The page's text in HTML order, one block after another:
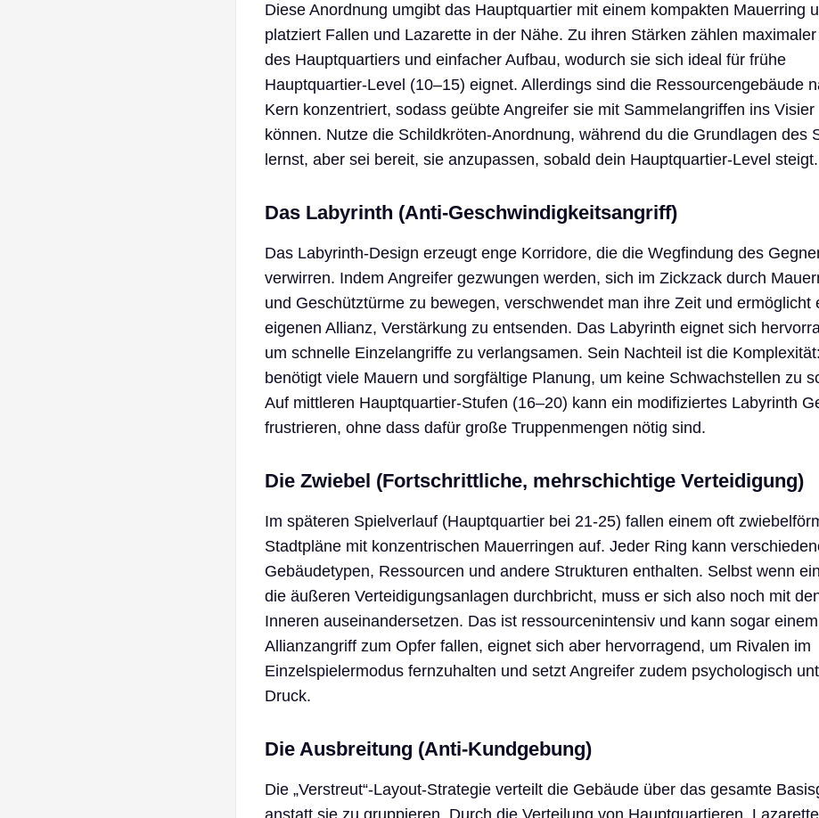
Diese Anordnung umgibt das Hauptquartier mit einem kompakten Mauerring
platziert Fallen und Lazarette in der Nähe. Zu ihren Stärken zählen
des Hauptquartiers und einfacher Aufbau, wodurch sie sich ideal für frühe
Hauptquartier-Level (10–15) eignet. Allerdings sind die Ressourcengebäude
Kern konzentriert, sodass geübte Angreifer sie mit Sammelangriffen ins Visier
können. Nutze die Schildkröten-Anordnung, während du die Grundlagen des
lernst, aber sei bereit, sie anzupassen, sobald dein Hauptquartier-Level steigt.
Das Labyrinth (Anti-Geschwindigkeitsangriff)
Das Labyrinth-Design erzeugt enge Korridore, die die Wegfindung des
verwirren. Indem Angreifer gezwungen werden, sich im Zickzack durch
und Geschütztürme zu bewegen, verschwendet man ihre Zeit und ermöglicht
eigenen Allianz, Verstärkung zu entsenden. Das Labyrinth eignet sich
um schnelle Einzelangriffe zu verlangsamen. Sein Nachteil ist die
benötigt viele Mauern und sorgfältige Planung, um keine Schwachstellen zu
Auf mittleren Hauptquartier-Stufen (16–20) kann ein modifiziertes Labyrinth
frustrieren, ohne dass dafür große Truppenmengen nötig sind.
Die Zwiebel (Fortschrittliche, mehrschichtige Verteidigung)
Im späteren Spielverlauf (Hauptquartier bei 21-25) fallen einem oft
Stadtpläne mit konzentrischen Mauerringen auf. Jeder Ring kann
Gebäudetypen, Ressourcen und andere Strukturen enthalten. Selbst wenn
die äußeren Verteidigungsanlagen durchbricht, muss er sich also noch mit
Inneren auseinandersetzen. Das ist ressourcenintensiv und kann sogar einem
Allianzangriff zum Opfer fallen, eignet sich aber hervorragend, um Rivalen im
Einzelspielermodus fernzuhalten und setzt Angreifer zudem psychologisch
Druck.
Die Ausbreitung (Anti-Kundgebung)
Die „Verstreut“-Layout-Strategie verteilt die Gebäude über das gesamte